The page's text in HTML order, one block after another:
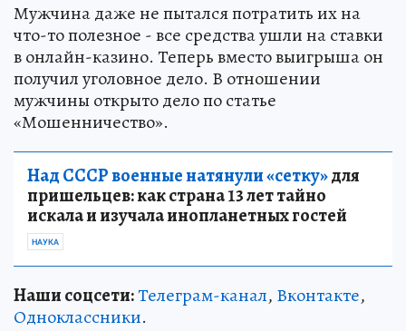
Мужчина даже не пытался потратить их на
что-то полезное - все средства ушли на ставки
в онлайн-казино. Теперь вместо выигрыша он
получил уголовное дело. В отношении
мужчины открыто дело по статье
«Мошенничество».
Над СССР военные натянули «сетку»для
пришельцев: как страна 13 лет тайно
искала и изучала инопланетных гостей
НАУКА
Наши соцсети:Телеграм-канал, Вконтакте,
Одноклассники.